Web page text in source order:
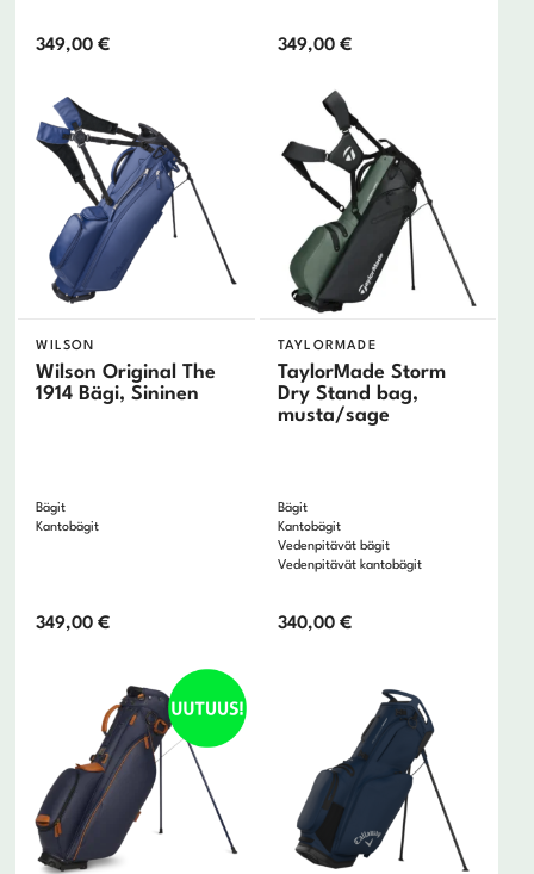
349,00€ 349,00 €
WILSON
Wilson Original The
1914 Bägi, Sininen
Bägit
Kantobägit
349,00€
TAYLORMADE
TaylorMade Storm
Dry Stand bag,
musta/sage
Bägit
Kantobägit
Vedenpitävät bägit
Vedenpitävät kantobägit
340,00 €